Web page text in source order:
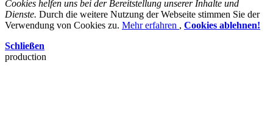
Cookies helfen uns bei der Bereitstellung unserer Inhalte und
Dienste. Durch die weitere Nutzung der Webseite stimmen Sie der
Verwendung von Cookies zu. Mehr erfahren , Cookies ablehnen!
Schließen
production